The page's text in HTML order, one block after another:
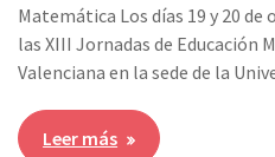
Matemática Los días 19 y 20
las XIII Jornadas de Educación
Valenciana en la sede de la
Leer más